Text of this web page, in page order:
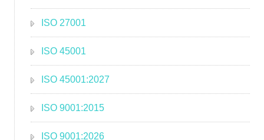
ISO 27001
ISO 45001
ISO 45001:2027
ISO 9001:2015
ISO 9001:2026